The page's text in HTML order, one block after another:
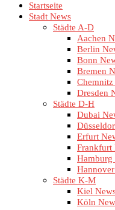
Startseite
Stadt News
Städte A-D
Aachen
Berlin
Bonn
Bremen
Chemnitz
Dresden
Städte D-H
Dubai
Erfurt
Frankfurt
Hamburg
Städte K-M
Kiel
Köln